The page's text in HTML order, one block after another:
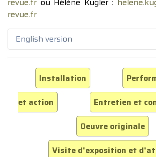
revue.fr
English version
Installation
et action
Entretien et
Oeuvre originale
Visite d'exposition et